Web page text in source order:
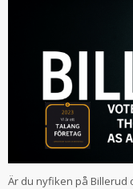
Är du nyfiken på Billerud